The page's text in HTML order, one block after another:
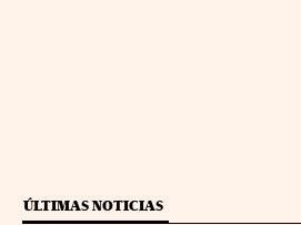
ÚLTIMAS NOTICIAS